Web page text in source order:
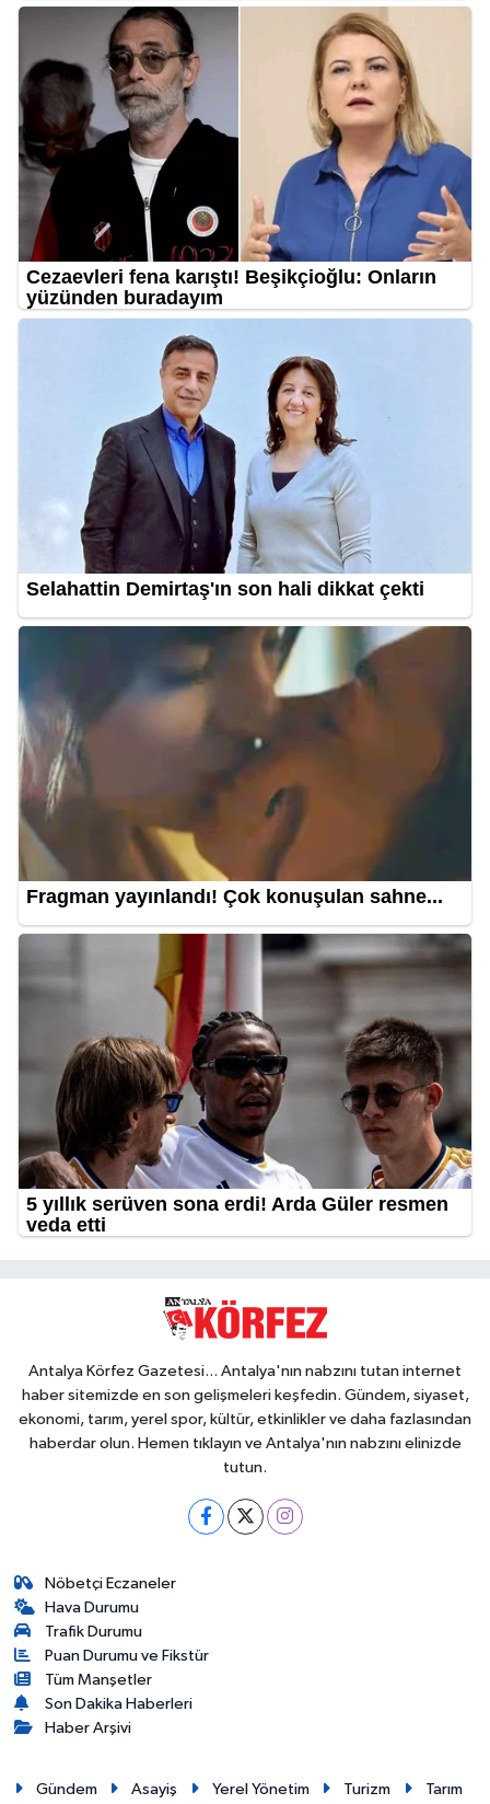
Antalya Körfez Gazetesi... Antalya'nın nabzını tutan internet
haber sitemizde en son gelişmeleri keşfedin. Gündem, siyaset,
ekonomi, tarım, yerel spor, kültür, etkinlikler ve daha fazlasından
haberdar olun. Hemen tıklayın ve Antalya'nın nabzını elinizde
tutun.
Nöbetçi Eczaneler
Hava Durumu
Trafik Durumu
Puan Durumu ve Fikstür
Tüm Manşetler
Son Dakika Haberleri
Haber Arşivi
Gündem Asayiş Yerel Yönetim Turizm Tarım